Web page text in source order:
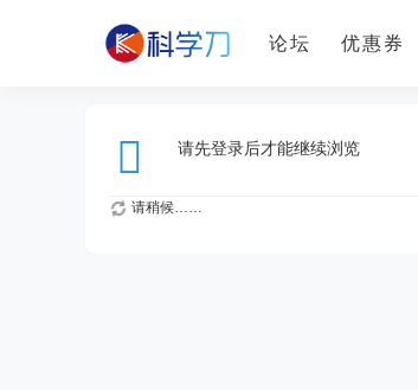
论坛 优惠券
请先登录后才能继续浏览
请稍候……